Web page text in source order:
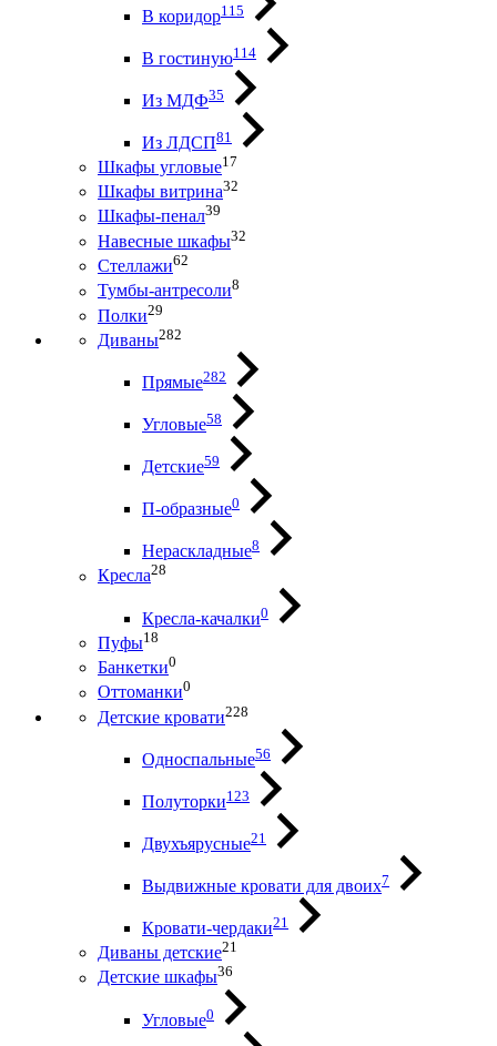
В коридор115
В гостиную114
Из МДФ35
Из ЛДСП81
Шкафы угловые17
Шкафы витрина32
Шкафы-пенал39
Навесные шкафы32
Стеллажи62
Тумбы-антресоли8
Полки29
Диваны282
Прямые282
Угловые58
Детские59
П-образные0
Нераскладные8
Кресла28
Кресла-качалки0
Пуфы18
Банкетки0
Оттоманки0
Детские кровати228
Односпальные56
Полуторки123
Двухъярусные21
Выдвижные кровати для двоих7
Кровати-чердаки21
Диваны детские21
Детские шкафы36
Угловые0